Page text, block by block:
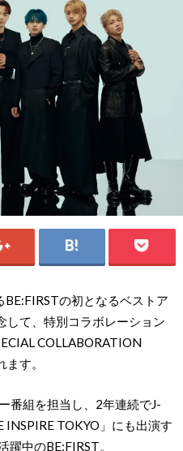
の初となるベストア
して、特別コラボレーション
COLLABORATION
す。
番組を担当し、2年連続でJ-
INSPIRE TOKYO」にも出演す
躍中のBE:FIRST。